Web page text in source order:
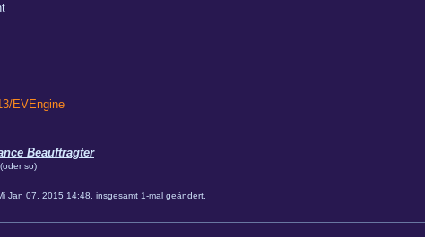
EVEngine
Beauftragter
so)
Jan 07, 2015 14:48, insgesamt 1-mal geändert.